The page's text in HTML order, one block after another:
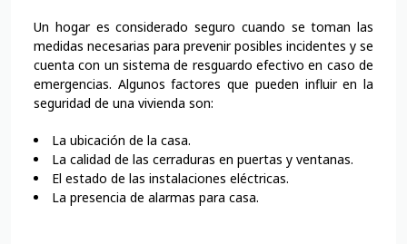
Un hogar es considerado seguro cuando se toman las
medidas necesarias para prevenir posibles incidentes y se
cuenta con un sistema de resguardo efectivo en caso de
emergencias. Algunos factores que pueden influir en la
seguridad de una vivienda son:
La ubicación de la casa.
La calidad de las cerraduras en puertas y ventanas.
El estado de las instalaciones eléctricas.
La presencia de alarmas para casa.